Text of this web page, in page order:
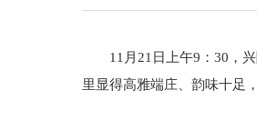
11月21日上午9：30，兴
里显得高雅端庄、韵味十足